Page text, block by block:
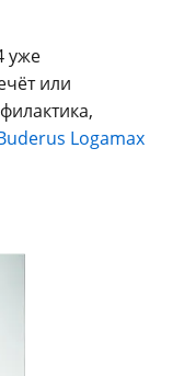
уже
или
Logamax